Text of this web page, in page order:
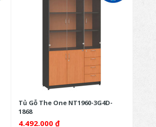
Tủ Gỗ The One NT1960-3G4D-
1868
4.492.000 ₫